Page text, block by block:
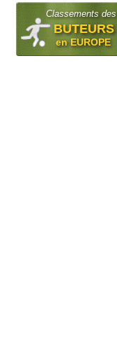
Classements des
BUTEURS
en EUROPE